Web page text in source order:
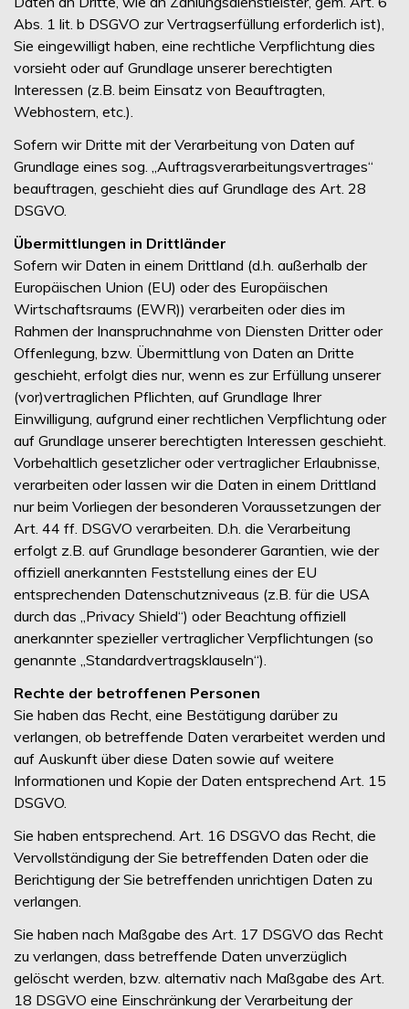
Abs. 1 lit. b DSGVO zur Vertragserfüllung erforderlich ist),
Sie eingewilligt haben, eine rechtliche Verpflichtung dies
vorsieht oder auf Grundlage unserer berechtigten
Interessen (z.B. beim Einsatz von Beauftragten,
Webhostern, etc.).
Sofern wir Dritte mit der Verarbeitung von Daten auf
Grundlage eines sog. „Auftragsverarbeitungsvertrages“
beauftragen, geschieht dies auf Grundlage des Art. 28
DSGVO.
Übermittlungen in Drittländer
Sofern wir Daten in einem Drittland (d.h. außerhalb der
Europäischen Union (EU) oder des Europäischen
Wirtschaftsraums (EWR)) verarbeiten oder dies im
Rahmen der Inanspruchnahme von Diensten Dritter oder
Offenlegung, bzw. Übermittlung von Daten an Dritte
geschieht, erfolgt dies nur, wenn es zur Erfüllung unserer
(vor)vertraglichen Pflichten, auf Grundlage Ihrer
Einwilligung, aufgrund einer rechtlichen Verpflichtung oder
auf Grundlage unserer berechtigten Interessen geschieht.
Vorbehaltlich gesetzlicher oder vertraglicher Erlaubnisse,
verarbeiten oder lassen wir die Daten in einem Drittland
nur beim Vorliegen der besonderen Voraussetzungen der
Art. 44 ff. DSGVO verarbeiten. D.h. die Verarbeitung
erfolgt z.B. auf Grundlage besonderer Garantien, wie der
offiziell anerkannten Feststellung eines der EU
entsprechenden Datenschutzniveaus (z.B. für die USA
durch das „Privacy Shield“) oder Beachtung offiziell
anerkannter spezieller vertraglicher Verpflichtungen (so
genannte „Standardvertragsklauseln“).
Rechte der betroffenen Personen
Sie haben das Recht, eine Bestätigung darüber zu
verlangen, ob betreffende Daten verarbeitet werden und
auf Auskunft über diese Daten sowie auf weitere
Informationen und Kopie der Daten entsprechend Art. 15
DSGVO.
Sie haben entsprechend. Art. 16 DSGVO das Recht, die
Vervollständigung der Sie betreffenden Daten oder die
Berichtigung der Sie betreffenden unrichtigen Daten zu
verlangen.
Sie haben nach Maßgabe des Art. 17 DSGVO das Recht
zu verlangen, dass betreffende Daten unverzüglich
gelöscht werden, bzw. alternativ nach Maßgabe des Art.
18 DSGVO eine Einschränkung der Verarbeitung der